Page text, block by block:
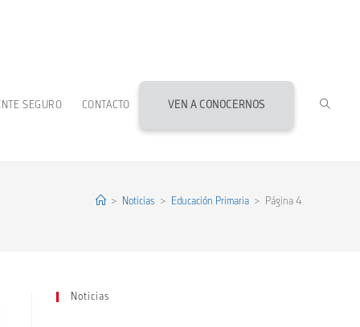
SEGURO CONTACTO VEN A CONOCERNOS
> Noticias > Educación Primaria > Página 4
Noticias